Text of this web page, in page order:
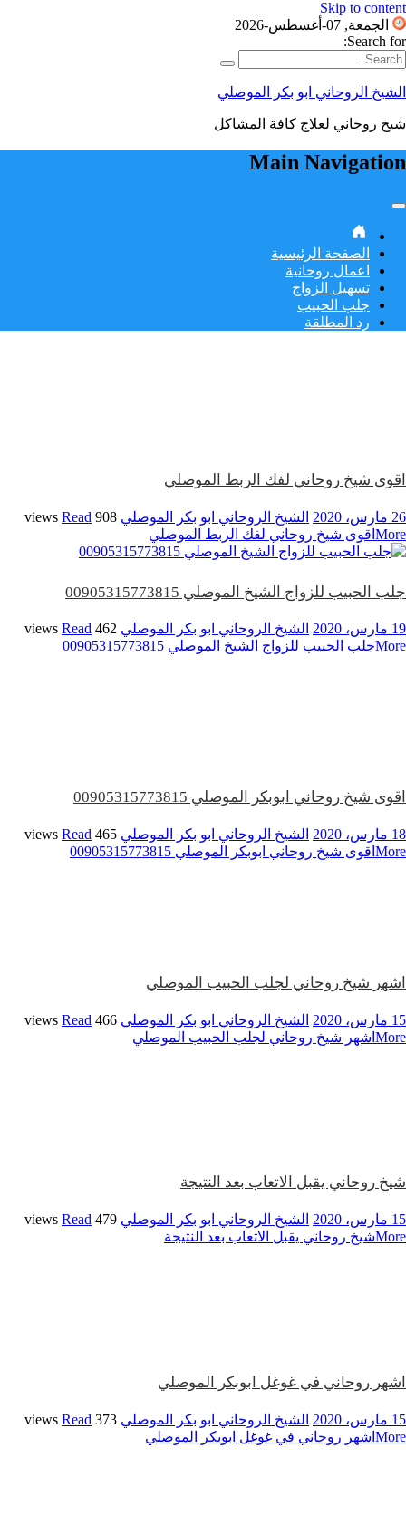
Skip to content
الجمعة, 07-أغسطس-2026
Search for:
الشيخ الروحاني ابو بكر الموصلي
شيخ روحاني لعلاج كافة المشاكل
Main Navigation
الصفحة الرئيسية
اعمال روحانية
تسهيل الزواج
جلب الحبيب
رد المطلقة
اقوى شيخ روحاني لفك الربط الموصلي
26 مارس، 2020 الشيخ الروحاني ابو بكر الموصلي 908 views
Read
More اقوى شيخ روحاني لفك الربط الموصلي
جلب الحبيب للزواج الشيخ الموصلي 00905315773815
19 مارس، 2020 الشيخ الروحاني ابو بكر الموصلي 462 views
Read
Moreجلب الحبيب للزواج الشيخ الموصلي 00905315773815
اقوى شيخ روحاني ابوبكر الموصلي 00905315773815
18 مارس، 2020 الشيخ الروحاني ابو بكر الموصلي 465 views
Read
More اقوى شيخ روحاني ابوبكر الموصلي 00905315773815
اشهر شيخ روحاني لجلب الحبيب الموصلي
15 مارس، 2020 الشيخ الروحاني ابو بكر الموصلي 466 views
Read
More اشهر شيخ روحاني لجلب الحبيب الموصلي
شيخ روحاني يقبل الاتعاب بعد النتيجة
15 مارس، 2020 الشيخ الروحاني ابو بكر الموصلي 479 views
Read
Moreشيخ روحاني يقبل الاتعاب بعد النتيجة
اشهر روحاني في غوغل ابوبكر الموصلي
15 مارس، 2020 الشيخ الروحاني ابو بكر الموصلي 373 views
Read
More اشهر روحاني في غوغل ابوبكر الموصلي